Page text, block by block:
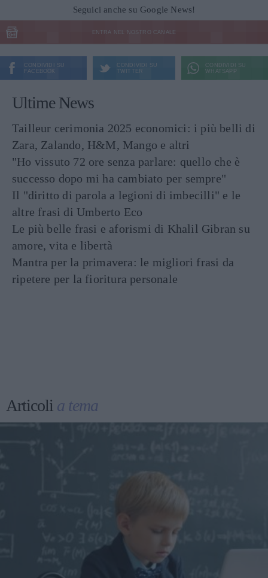
Seguici anche su Google News!
ENTRA NEL NOSTRO CANALE
CONDIVIDI SU
FACEBOOK
CONDIVIDI SU
TWITTER
CONDIVIDI SU
WHATSAPP
Ultime News
Tailleur cerimonia 2025 economici: i più belli di
Zara, Zalando, H&M, Mango e altri
"Ho vissuto 72 ore senza parlare: quello che è
successo dopo mi ha cambiato per sempre"
Il "diritto di parola a legioni di imbecilli" e le
altre frasi di Umberto Eco
Le più belle frasi e aforismi di Khalil Gibran su
amore, vita e libertà
Mantra per la primavera: le migliori frasi da
ripetere per la fioritura personale
Articoli a tema